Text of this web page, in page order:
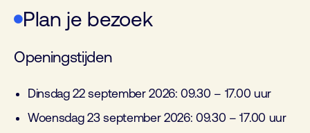
Plan je bezoek
Openingstijden
Dinsdag 22 september 2026: 09.30 – 17.00 uur
Woensdag 23 september 2026: 09.30 – 17.00 uur